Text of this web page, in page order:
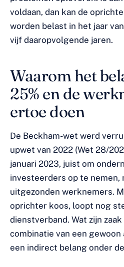
voldaan, dan kan de
worden belast in het jaar
vijf daaropvolgende jaren.
Waarom het
25% en de
ertoe doen
De Beckham-wet werd
upwet van 2022 (Wet 28/
januari 2023, juist om
investeerders op te nemen,
uitgezonden werknemers.
oprichter koos, loopt nog
dienstverband. Wat zijn
combinatie van een
een indirect belang onder